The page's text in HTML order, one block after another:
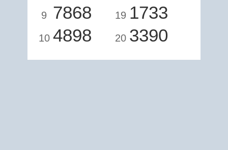
9 7868
10 4898
19 1733
20 3390